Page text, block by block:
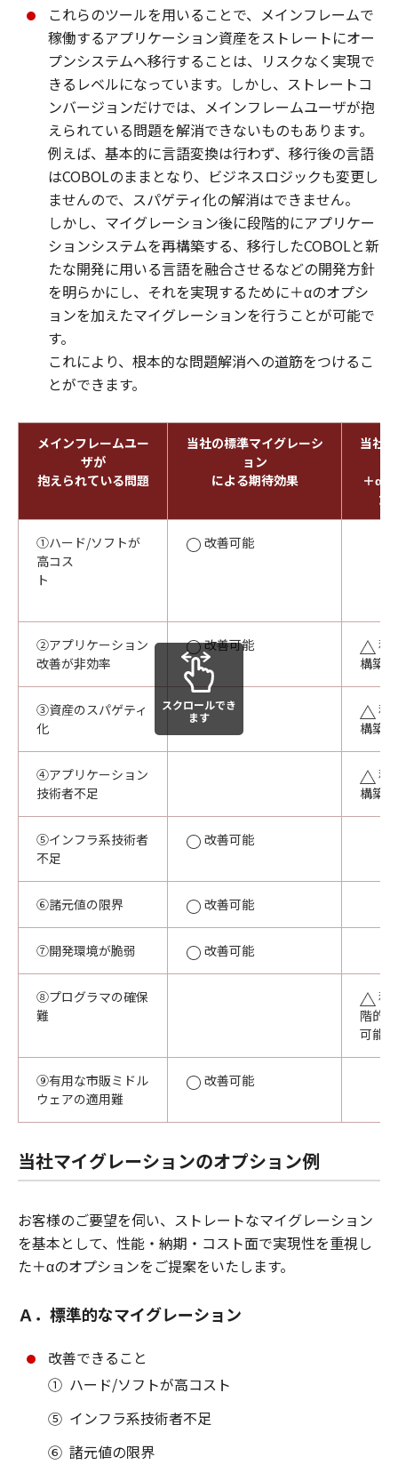
これらのツールを用いることで、メインフレームで
稼働するアプリケーション資産をストレートにオー
プンシステムへ移行することは、リスクなく実現で
きるレベルになっています。しかし、ストレートコ
ンバージョンだけでは、メインフレームユーザが抱
えられている問題を解消できないものもあります。
例えば、基本的に言語変換は行わず、移行後の言語
はCOBOLのままとなり、ビジネスロジックも変更し
ませんので、スパゲティ化の解消はできません。
しかし、マイグレーション後に段階的にアプリケー
ションシステムを再構築する、移行したCOBOLと新
たな開発に用いる言語を融合させるなどの開発方針
を明らかにし、それを実現するために＋αのオプシ
ョンを加えたマイグレーションを行うことが可能で
す。
これにより、根本的な問題解消への道筋をつけるこ
とができます。
メインフレームユー
ザが
抱えられている問題
当社の標準マイグレーシ
ョン
による期待効果
当社
＋α
た
①ハード/ソフトが
高コス
ト
改善可能
②アプリケーション
改善が非効率
改善可能
移
構築
③資産のスパゲティ
化
移
構築
④アプリケーション
技術者不足
移
構築
⑤インフラ系技術者
不足
改善可能
⑥諸元値の限界 改善可能
⑦開発環境が脆弱 改善可能
⑧プログラマの確保
難
移
階的
可能
⑨有用な市販ミドル
ウェアの適用難
改善可能
スクロールでき
ます
当社マイグレーションのオプション例
お客様のご要望を伺い、ストレートなマイグレーション
を基本として、性能・納期・コスト面で実現性を重視し
た＋αのオプションをご提案をいたします。
Ａ．標準的なマイグレーション
改善できること
① ハード/ソフトが高コスト
⑤ インフラ系技術者不足
⑥ 諸元値の限界